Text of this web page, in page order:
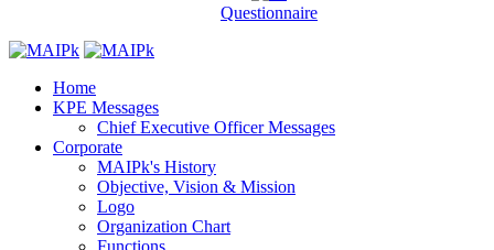
Questionnaire
Home
KPE Messages
Chief Executive Officer Messages
Corporate
MAIPk's History
Objective, Vision & Mission
Logo
Organization Chart
Functions